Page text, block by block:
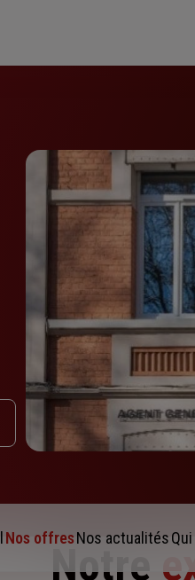
Nos offresNos actualités
Notre